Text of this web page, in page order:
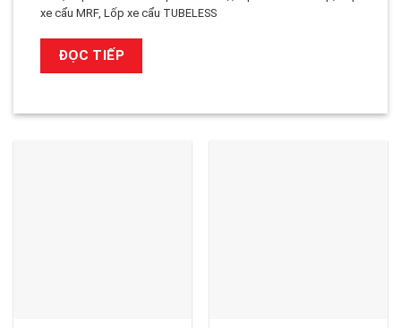
xe cẩu MRF, Lốp xe cẩu TUBELESS
ĐỌC TIẾP